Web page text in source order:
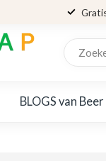
BLOGS van